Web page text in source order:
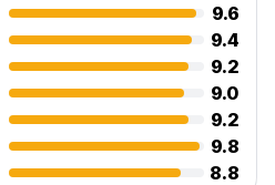
9.6
9.4
9.2
9.0
9.2
9.8
8.8